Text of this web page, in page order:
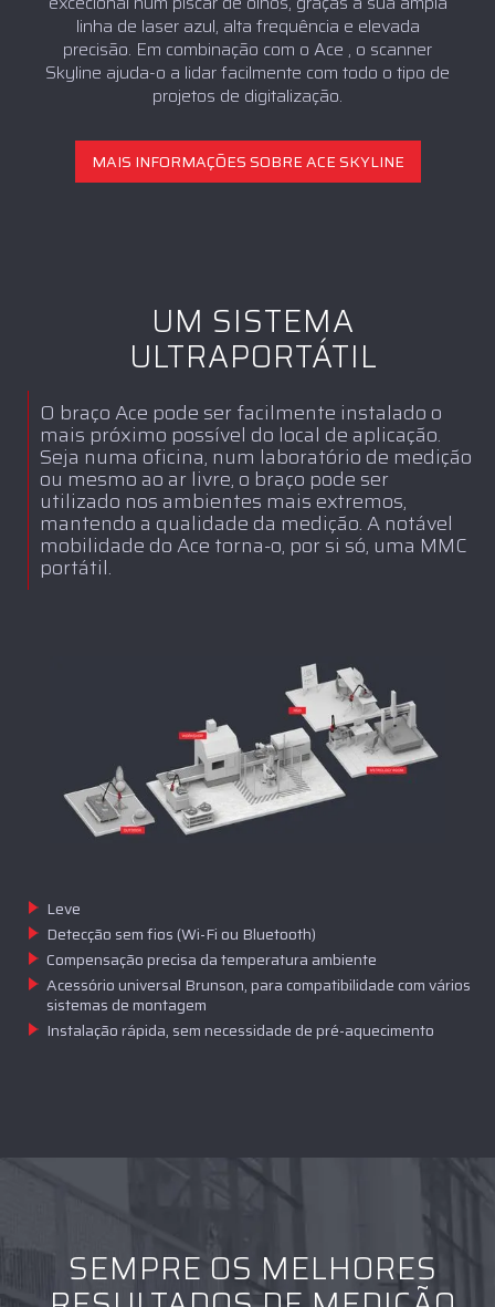
linha de laser azul, alta frequência e elevada
precisão. Em combinação com o Ace , o scanner
Skyline ajuda-o a lidar facilmente com todo o tipo de
projetos de digitalização.
MAIS INFORMAÇÕES SOBRE ACE SKYLINE
UM SISTEMA
ULTRAPORTÁTIL
O braço Ace pode ser facilmente instalado o
mais próximo possível do local de aplicação.
Seja numa oficina, num laboratório de medição
ou mesmo ao ar livre, o braço pode ser
utilizado nos ambientes mais extremos,
mantendo a qualidade da medição. A notável
mobilidade do Ace torna-o, por si só, uma MMC
portátil.
Leve
Detecção sem fios (Wi-Fi ou Bluetooth)
Compensação precisa da temperatura ambiente
Acessório universal Brunson, para compatibilidade com vários
sistemas de montagem
Instalação rápida, sem necessidade de pré-aquecimento
SEMPRE OS MELHORES